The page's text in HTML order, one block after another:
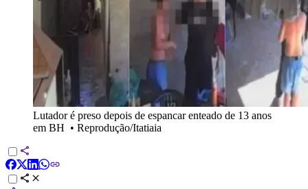
Lutador é preso depois de espancar enteado de 13 anos
em BH • Reprodução/Itatiaia